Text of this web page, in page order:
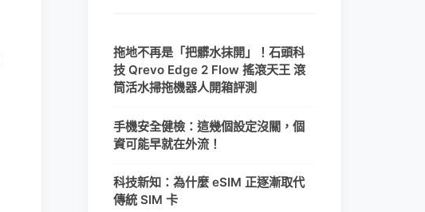
拖地不再是「把髒水抹開」！石頭科
技 Qrevo Edge 2 Flow 搖滾天王 滾
筒活水掃拖機器人開箱評測
手機安全健檢：這幾個設定沒關，個
資可能早就在外流！
科技新知：為什麼 eSIM 正逐漸取代
傳統 SIM 卡